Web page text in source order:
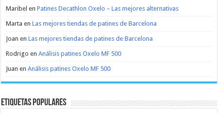
Maribel enPatines Decathlon Oxelo – Las mejores alternativas
Marta enLas mejores tiendas de patines de Barcelona
Joan enLas mejores tiendas de patines de Barcelona
Rodrigo enAnálisis patines Oxelo MF 500
Juan enAnálisis patines Oxelo MF 500
Etiquetas populares